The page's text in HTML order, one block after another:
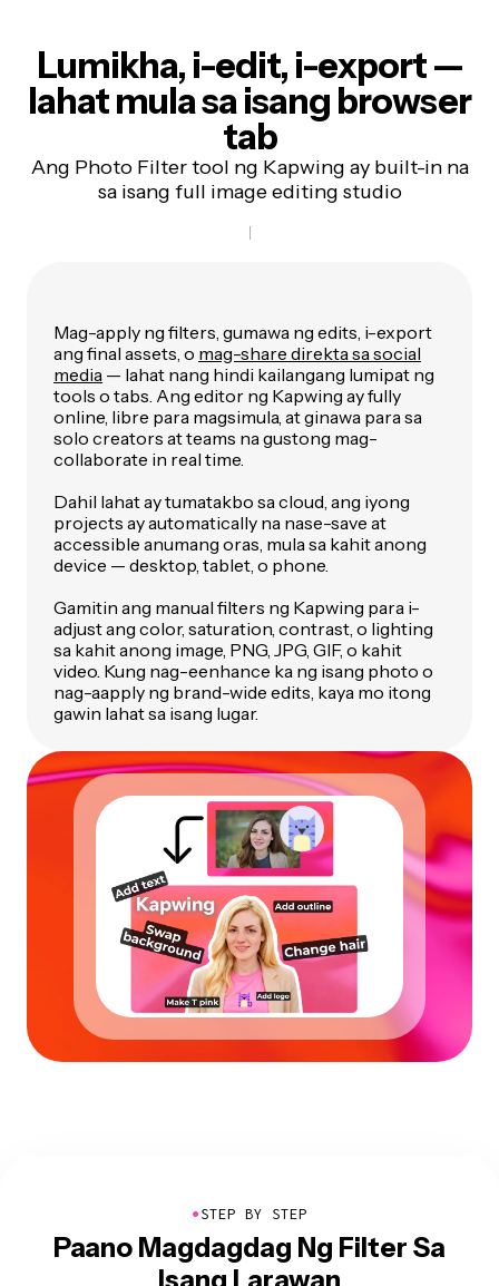
Lumikha, i-edit, i-export—
lahat mula sa isang browser
tab
Ang Photo Filter tool ng Kapwing ay built-in na
sa isang full image editing studio
Mag-apply ng filters, gumawa ng edits, i-export
ang final assets, o mag-share direkta sa social
media — lahat nang hindi kailangang lumipat ng
tools o tabs. Ang editor ng Kapwing ay fully
online, libre para magsimula, at ginawa para sa
solo creators at teams na gustong mag-
collaborate in real time.
Dahil lahat ay tumatakbo sa cloud, ang iyong
projects ay automatically na nase-save at
accessible anumang oras, mula sa kahit anong
device — desktop, tablet, o phone.
Gamitin ang manual filters ng Kapwing para i-
adjust ang color, saturation, contrast, o lighting
sa kahit anong image, PNG, JPG, GIF, o kahit
video. Kung nag-eenhance ka ng isang photo o
nag-aapply ng brand-wide edits, kaya mo itong
gawin lahat sa isang lugar.
●STEP BY STEP
Paano Magdagdag Ng Filter Sa